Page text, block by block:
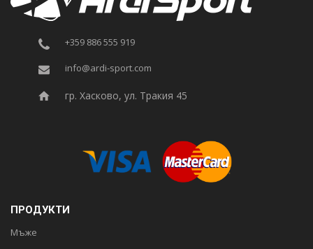
+359 886 555 919
info@ardi-sport.com
гр. Хасково, ул. Тракия 45
ПРОДУКТИ
Мъже